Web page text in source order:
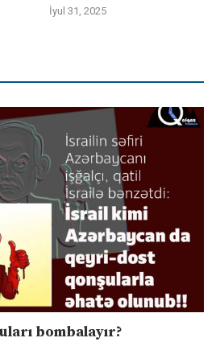
İyul 31, 2025
bombalayır?